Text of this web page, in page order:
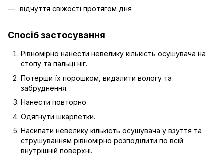
відчуття свіжості протягом дня
Спосіб застосування
Рівномірно нанести невелику кількість осушувача на
стопу та пальці ніг.
Потерши їх порошком, видалити вологу та
забруднення.
Нанести повторно.
Одягнути шкарпетки.
Насипати невелику кількість осушувача у взуття та
струшуванням рівномірно розподілити по всій
внутрішній поверхні.